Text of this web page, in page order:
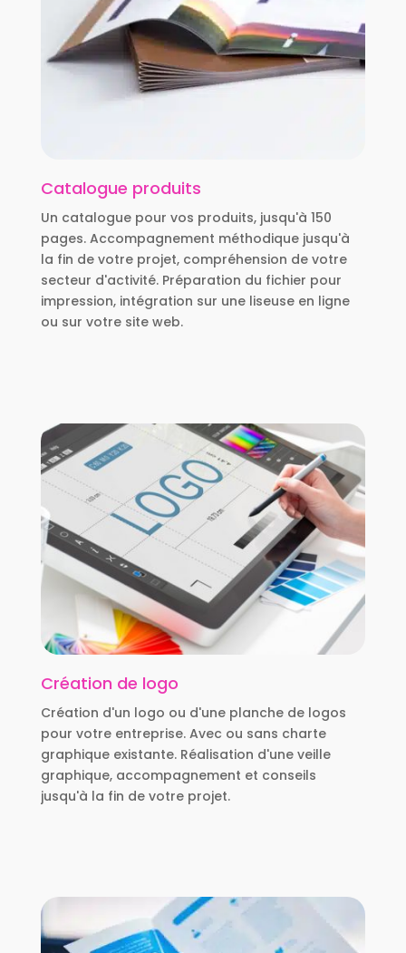
Catalogue produits
Un catalogue pour vos produits, jusqu'à 150
pages. Accompagnement méthodique jusqu'à
la fin de votre projet, compréhension de votre
secteur d'activité. Préparation du fichier pour
impression, intégration sur une liseuse en ligne
ou sur votre site web.
Création de logo
Création d'un logo ou d'une planche de logos
pour votre entreprise. Avec ou sans charte
graphique existante. Réalisation d'une veille
graphique, accompagnement et conseils
jusqu'à la fin de votre projet.